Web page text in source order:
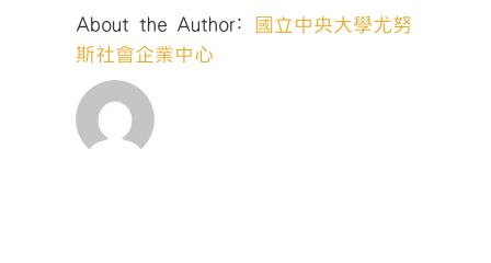
About the Author:
國立中央大學尤努
斯社會企業中心